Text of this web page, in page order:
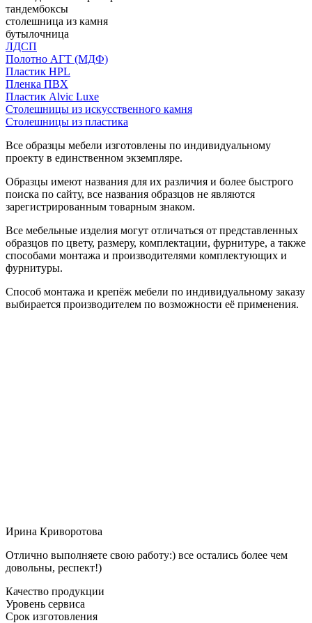
тандембоксы
столешница из камня
бутылочница
ЛДСП
Полотно АГТ (МДФ)
Пластик HPL
Пленка ПВХ
Пластик Alvic Luxe
Столешницы из искусственного камня
Столешницы из пластика
Все образцы мебели изготовлены по индивидуальному
проекту в единственном экземпляре.
Образцы имеют названия для их различия и более быстрого
поиска по сайту, все названия образцов не являются
зарегистрированным товарным знаком.
Все мебельные изделия могут отличаться от представленных
образцов по цвету, размеру, комплектации, фурнитуре, а также
способами монтажа и производителями комплектующих и
фурнитуры.
Способ монтажа и крепёж мебели по индивидуальному заказу
выбирается производителем по возможности её применения.
Ирина Криворотова
Отлично выполняете свою работу:) все остались более чем
довольны, респект!)
Качество продукции
Уровень сервиса
Срок изготовления